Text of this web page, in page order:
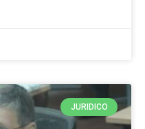
JURIDICO